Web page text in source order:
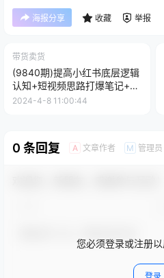
海报分享 收藏 举报
带货卖货
(9840期)提高小红书底层逻辑
认知+短视频思路打爆笔记+纯
带货笔记起号(8节课)
2024-4-8 11:00:44
0 条回复 A 文章作者 M 管理员
您必须登录或注册